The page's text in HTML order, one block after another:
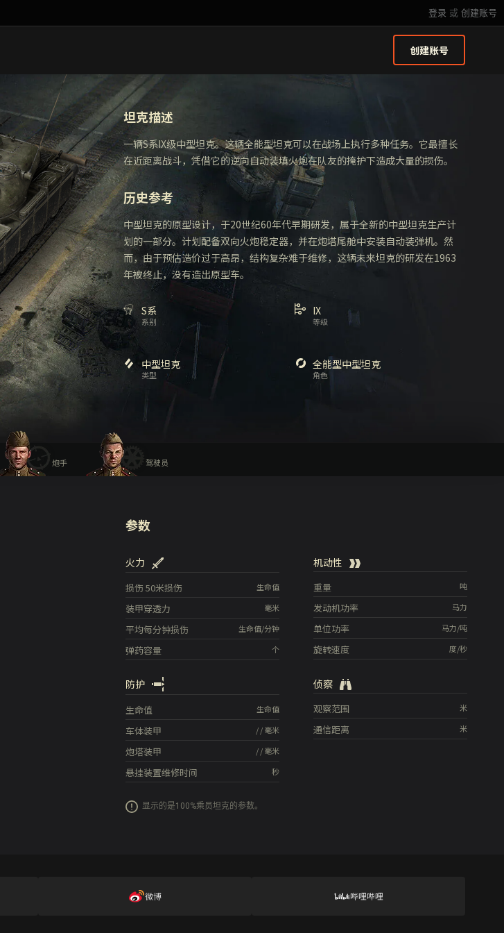
登录 或 创建账号
创建账号
坦克描述
一辆S系IX级中型坦克。这辆全能型坦克可以在战场上执行多种任务。它最擅长
在近距离战斗，凭借它的逆向自动装填火炮在队友的掩护下造成大量的损伤。
历史参考
中型坦克的原型设计，于20世纪60年代早期研发，属于全新的中型坦克生产计
划的一部分。计划配备双向火炮稳定器，并在炮塔尾舱中安装自动装弹机。然
而，由于预估造价过于高昂，结构复杂难于维修，这辆未来坦克的研发在1963
年被终止，没有造出原型车。
系别
S系
等级
IX
类型
中型坦克
角色
全能型中型坦克
炮手 驾驶员
参数
火力
生命值
损伤50米损伤
毫米
装甲穿透力
生命值/分钟
平均每分钟损伤
个
弹药容量
机动性
吨
重量
马力
发动机功率
马力/吨
单位功率
度/秒
旋转速度
防护
生命值
生命值
//毫米
车体装甲
//毫米
炮塔装甲
秒
悬挂装置维修时间
侦察
米
观察范围
米
通信距离
显示的是100%乘员坦克的参数。
微博 哔哩哔哩